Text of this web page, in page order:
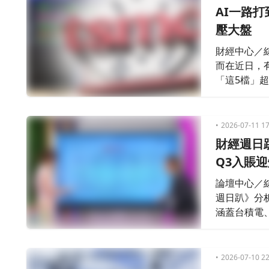
AI一路打
壓大盤
財經中心／
而在近日，
「這5檔」
2026-07-11
財經週日
Q3入賬
論壇中心／
週日趴》分
涵蓋台積電
氣、氧氣等
2026-07-10